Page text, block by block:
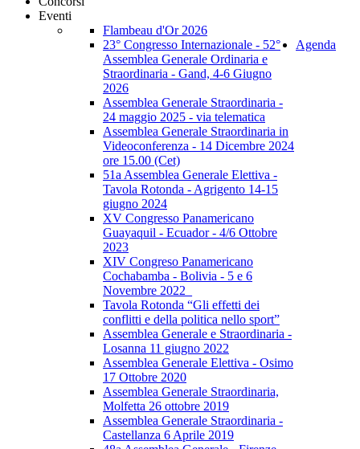
Eventi
Flambeau d'Or 2026
23° Congresso Internazionale - 52°
Assemblea Generale Ordinaria e
Straordinaria - Gand, 4-6 Giugno
2026
Assemblea Generale Straordinaria -
24 maggio 2025 - via telematica
Assemblea Generale Straordinaria in
Videoconferenza - 14 Dicembre 2024
ore 15.00 (Cet)
51a Assemblea Generale Elettiva -
Tavola Rotonda - Agrigento 14-15
giugno 2024
XV Congresso Panamericano
Guayaquil - Ecuador - 4/6 Ottobre
2023
XIV Congreso Panamericano
Cochabamba - Bolivia - 5 e 6
Novembre 2022_
Tavola Rotonda “Gli effetti dei
conflitti e della politica nello sport”
Assemblea Generale e Straordinaria -
Losanna 11 giugno 2022
Assemblea Generale Elettiva - Osimo
17 Ottobre 2020
Assemblea Generale Straordinaria,
Molfetta 26 ottobre 2019
Assemblea Generale Straordinaria -
Castellanza 6 Aprile 2019
Agenda